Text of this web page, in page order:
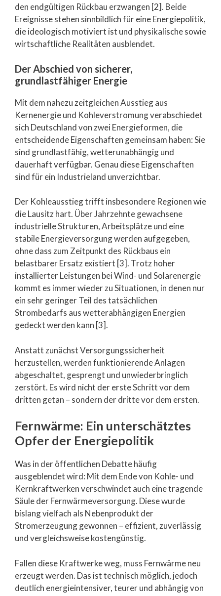
den endgültigen Rückbau erzwangen [2]. Beide
Ereignisse stehen sinnbildlich für eine Energiepolitik,
die ideologisch motiviert ist und physikalische sowie
wirtschaftliche Realitäten ausblendet.
Der Abschied von sicherer,
grundlastfähiger Energie
Mit dem nahezu zeitgleichen Ausstieg aus
Kernenergie und Kohleverstromung verabschiedet
sich Deutschland von zwei Energieformen, die
entscheidende Eigenschaften gemeinsam haben: Sie
sind grundlastfähig, wetterunabhängig und
dauerhaft verfügbar. Genau diese Eigenschaften
sind für ein Industrieland unverzichtbar.
Der Kohleausstieg trifft insbesondere Regionen wie
die Lausitz hart. Über Jahrzehnte gewachsene
industrielle Strukturen, Arbeitsplätze und eine
stabile Energieversorgung werden aufgegeben,
ohne dass zum Zeitpunkt des Rückbaus ein
belastbarer Ersatz existiert [3]. Trotz hoher
installierter Leistungen bei Wind- und Solarenergie
kommt es immer wieder zu Situationen, in denen nur
ein sehr geringer Teil des tatsächlichen
Strombedarfs aus wetterabhängigen Energien
gedeckt werden kann [3].
Anstatt zunächst Versorgungssicherheit
herzustellen, werden funktionierende Anlagen
abgeschaltet, gesprengt und unwiederbringlich
zerstört. Es wird nicht der erste Schritt vor dem
dritten getan – sondern der dritte vor dem ersten.
Fernwärme: Ein unterschätztes
Opfer der Energiepolitik
Was in der öffentlichen Debatte häufig
ausgeblendet wird: Mit dem Ende von Kohle- und
Kernkraftwerken verschwindet auch eine tragende
Säule der Fernwärmeversorgung. Diese wurde
bislang vielfach als Nebenprodukt der
Stromerzeugung gewonnen – effizient, zuverlässig
und vergleichsweise kostengünstig.
Fallen diese Kraftwerke weg, muss Fernwärme neu
erzeugt werden. Das ist technisch möglich, jedoch
deutlich energieintensiver, teurer und abhängig von